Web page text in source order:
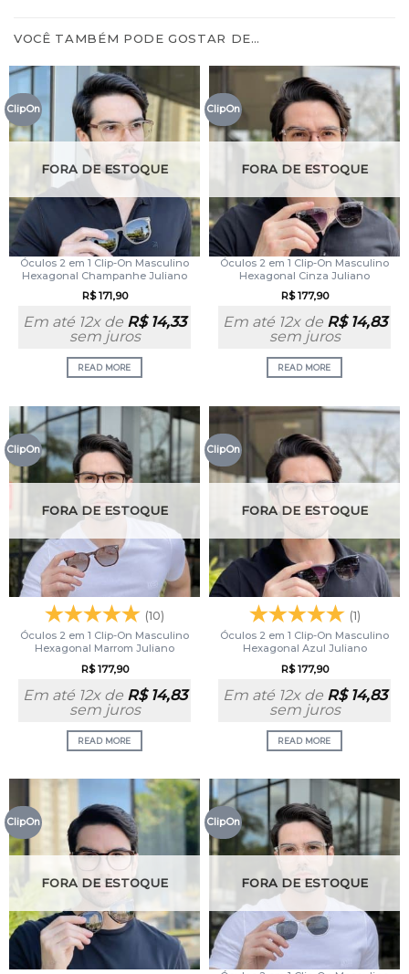
VOCÊ TAMBÉM PODE GOSTAR DE…
ClipOn
FORA DE ESTOQUE
Óculos 2 em 1 Clip-On Masculino
Hexagonal Champanhe Juliano
R$171,90
Em até 12x de R$14,33
sem juros
READ MORE
ClipOn
FORA DE ESTOQUE
Óculos 2 em 1 Clip-On Masculino
Hexagonal Cinza Juliano
R$177,90
Em até 12x de R$14,83
sem juros
READ MORE
ClipOn
FORA DE ESTOQUE
(10)
Óculos 2 em 1 Clip-On Masculino
Hexagonal Marrom Juliano
R$177,90
Em até 12x de R$14,83
sem juros
READ MORE
ClipOn
FORA DE ESTOQUE
(1)
Óculos 2 em 1 Clip-On Masculino
Hexagonal Azul Juliano
R$177,90
Em até 12x de R$14,83
sem juros
READ MORE
ClipOn
FORA DE ESTOQUE
ClipOn
FORA DE ESTOQUE